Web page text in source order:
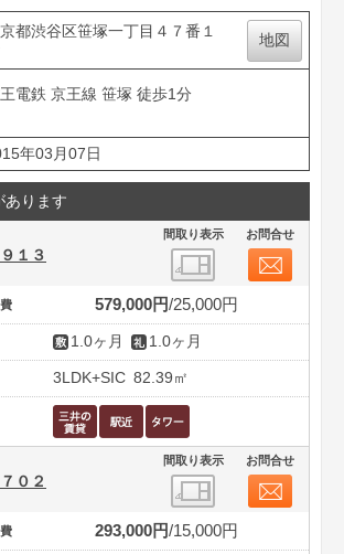
都渋谷区笹塚一丁目４７番１
地図
電鉄 京王線 笹塚 徒歩1分
年03月07日
あります
間取り表示 お問合せ
１３
579,000円 25,000円
1.0ヶ月 1.0ヶ月
3LDK+SIC 82.39㎡
間取り表示 お問合せ
０２
293,000円 15,000円